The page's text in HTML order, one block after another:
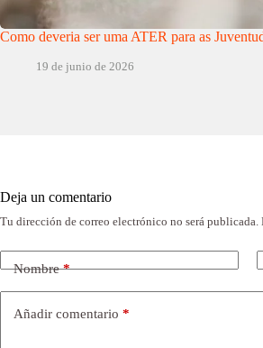
Como deveria ser uma ATER para as
19 de junio de 2026
Deja un comentario
Tu dirección de correo electrónico no será publicada.
Nombre*
Añadir comentario *